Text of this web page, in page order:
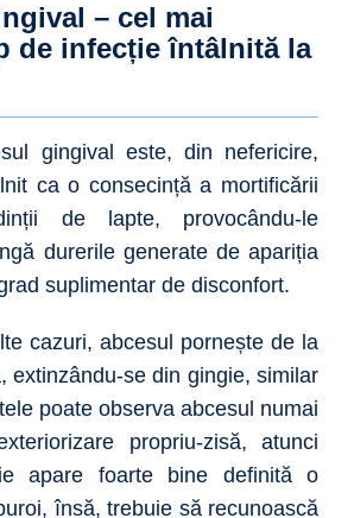
– cel mai
de infecție întâlnită la
gingival este, din nefericire,
ca o consecință a mortificării
de lapte, provocându-le
durerile generate de apariția
suplimentar de disconfort.
cazuri, abcesul pornește de la
extinzându-se din gingie, similar
poate observa abcesul numai
propriu-zisă, atunci
apare foarte bine definită o
însă, trebuie să recunoască